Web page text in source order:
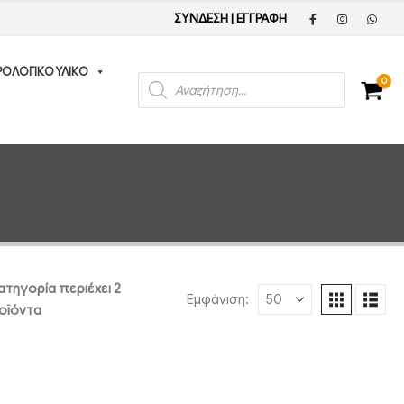
ΣΥΝΔΕΣΗ| ΕΓΓΡΑΦΗ
ΥΛΙΚΟ
Products
search
0
περιέχει 2
Εμφάνιση: